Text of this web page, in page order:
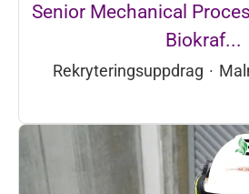
Senior Mechanical
Biokraf...
Rekryteringsuppdrag ·